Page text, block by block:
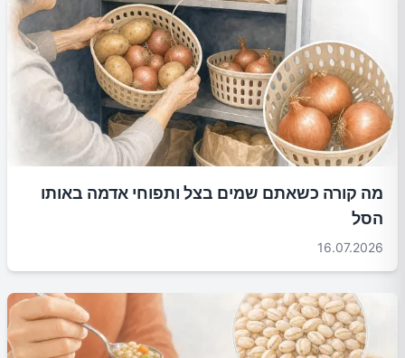
מה קורה כשאתם שמים בצל ותפוחי אדמה באותו
הסל
16.07.2026